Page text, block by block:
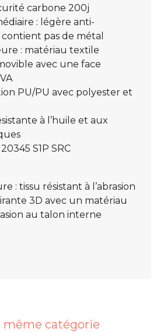
carbone 200j
: légère anti-
pas de métal
: matériau textile
avec une face
PU/PU avec polyester et
à l’huile et aux
S1P SRC
: tissu résistant à l’abrasion
3D avec un matériau
au talon interne
même catégorie